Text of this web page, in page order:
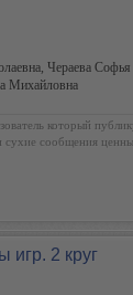
Чераева Софья
Михайловна
который
сухие сообщения
игр. 2 круг